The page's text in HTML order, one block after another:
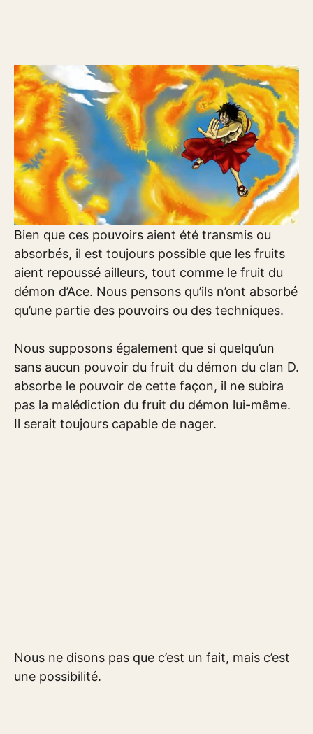
Bien que ces pouvoirs aient été transmis ou
absorbés, il est toujours possible que les fruits
aient repoussé ailleurs, tout comme le fruit du
démon d’Ace. Nous pensons qu’ils n’ont absorbé
qu’une partie des pouvoirs ou des techniques.
Nous supposons également que si quelqu’un
sans aucun pouvoir du fruit du démon du clan D.
absorbe le pouvoir de cette façon, il ne subira
pas la malédiction du fruit du démon lui-même.
Il serait toujours capable de nager.
Nous ne disons pas que c’est un fait, mais c’est
une possibilité.